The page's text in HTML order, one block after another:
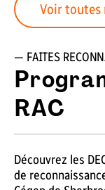
Voir toutes
— FAITES
RAC
Découvrez les
de